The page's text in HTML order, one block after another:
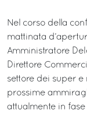
Nel corso della
mattinata
Amministratore
Direttore
settore dei super
prossime
attualmente in